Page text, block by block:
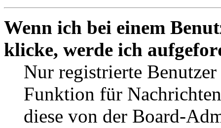
Wenn ich bei einem
klicke, werde ich
Nur registrierte
Funktion für
diese von der Board-